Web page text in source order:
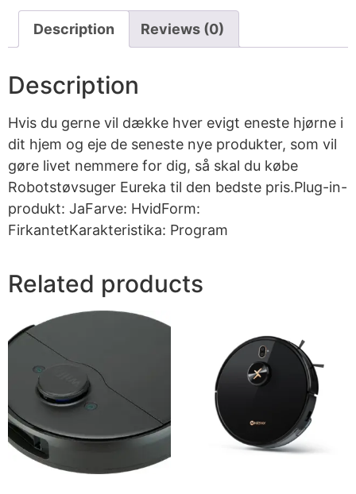
Description Reviews (0)
Description
Hvis du gerne vil dække hver evigt eneste hjørne i
dit hjem og eje de seneste nye produkter, som vil
gøre livet nemmere for dig, så skal du købe
Robotstøvsuger Eureka til den bedste pris.Plug-in-
produkt: JaFarve: HvidForm:
FirkantetKarakteristika: Program
Related products